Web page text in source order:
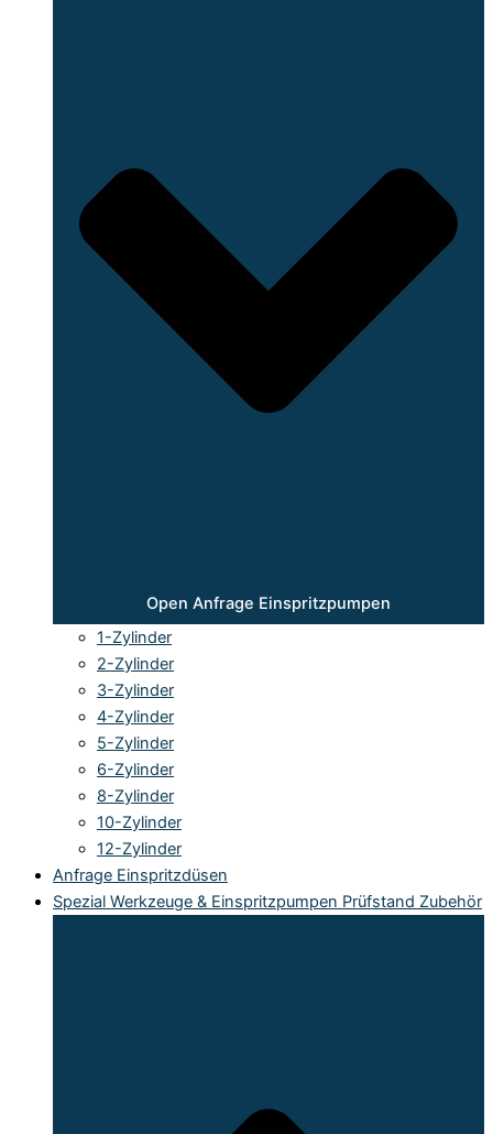
Open Anfrage Einspritzpumpen
1-Zylinder
2-Zylinder
3-Zylinder
4-Zylinder
5-Zylinder
6-Zylinder
8-Zylinder
10-Zylinder
12-Zylinder
Anfrage Einspritzdüsen
Spezial Werkzeuge & Einspritzpumpen Prüfstand Zubehör